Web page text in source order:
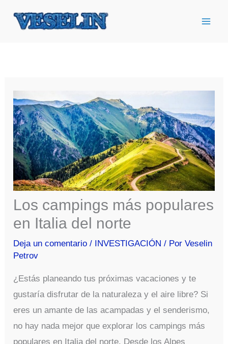
Los campings más populares
en Italia del norte
Deja un comentario / INVESTIGACIÓN / PorVeselin
Petrov
¿Estás planeando tus próximas vacaciones y te
gustaría disfrutar de la naturaleza y el aire libre? Si
eres un amante de las acampadas y el senderismo,
no hay nada mejor que explorar los campings más
populares en Italia del norte. Desde los Alpes